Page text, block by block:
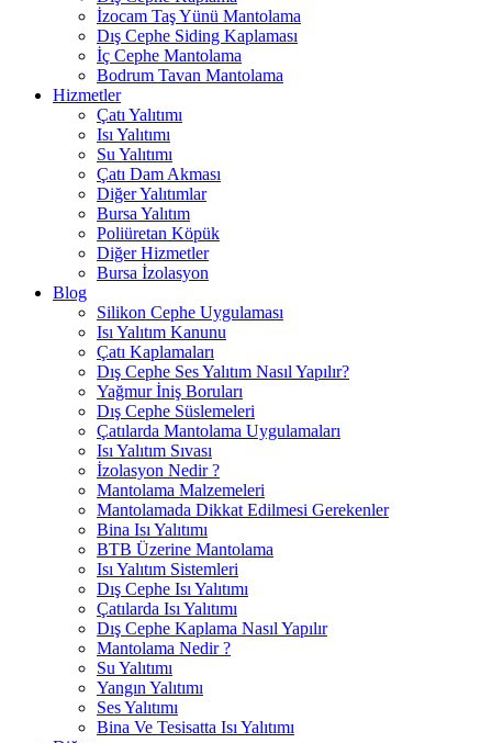
İzocam Taş Yünü Mantolama
Dış Cephe Siding Kaplaması
İç Cephe Mantolama
Bodrum Tavan Mantolama
Hizmetler
Çatı Yalıtımı
Isı Yalıtımı
Su Yalıtımı
Çatı Dam Akması
Diğer Yalıtımlar
Bursa Yalıtım
Poliüretan Köpük
Diğer Hizmetler
Bursa İzolasyon
Blog
Silikon Cephe Uygulaması
Isı Yalıtım Kanunu
Çatı Kaplamaları
Dış Cephe Ses Yalıtım Nasıl Yapılır?
Yağmur İniş Boruları
Dış Cephe Süslemeleri
Çatılarda Mantolama Uygulamaları
Isı Yalıtım Sıvası
İzolasyon Nedir ?
Mantolama Malzemeleri
Mantolamada Dikkat Edilmesi Gerekenler
Bina Isı Yalıtımı
BTB Üzerine Mantolama
Isı Yalıtım Sistemleri
Dış Cephe Isı Yalıtımı
Çatılarda Isı Yalıtımı
Dış Cephe Kaplama Nasıl Yapılır
Mantolama Nedir ?
Su Yalıtımı
Yangın Yalıtımı
Ses Yalıtımı
Bina Ve Tesisatta Isı Yalıtımı